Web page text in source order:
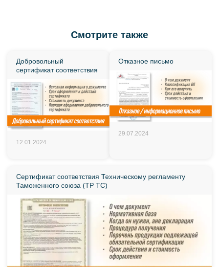
Смотрите также
Добровольный
сертификат соответствия
12.01.2024
Отказное письмо
29.07.2024
Сертификат соответствия Техническому регламенту
Таможенного союза (ТР ТС)